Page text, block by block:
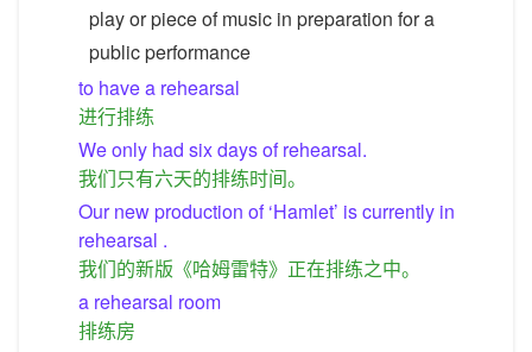
play or piece of music in preparation for a
public performance
to have a rehearsal
进行排练
We only had six days of rehearsal.
我们只有六天的排练时间。
Our new production of ‘Hamlet’ is currently in
rehearsal .
我们的新版《哈姆雷特》正在排练之中。
a rehearsal room
排练房